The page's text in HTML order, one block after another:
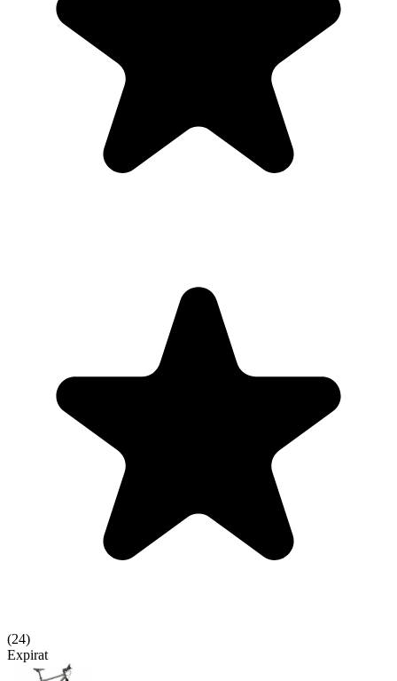
(24)
Expirat